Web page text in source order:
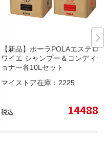
【新品】ポーラPOLAエステロ
ワイエ シャンプー＆コンディシ
ョナー各10Lセット
マイストア在庫： 2225
税込 14488